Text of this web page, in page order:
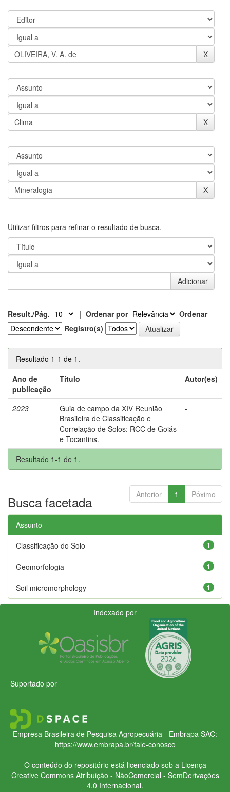
Utilizar filtros para refinar o resultado de busca.
Result./Pág. | Ordenar por
Ordenar
Registro(s)
Resultado 1-1 de 1.
Ano de
publicação
Título Autor(es)
2023
Guia de campo da XIV Reunião
Brasileira de Classificação e
Correlação de Solos: RCC de Goiás
e Tocantins.
-
Resultado 1-1 de 1.
Anterior 1 Póximo
Busca facetada
Assunto
1
Classificação do Solo
1
Geomorfologia
1
Soil micromorphology
Indexado por
Suportado por
Empresa Brasileira de Pesquisa Agropecuária - Embrapa SAC:
https://www.embrapa.br/fale-conosco
O conteúdo do repositório está licenciado sob a Licença
Creative CommonsAtribuição - NãoComercial - SemDerivações
4.0 Internacional.